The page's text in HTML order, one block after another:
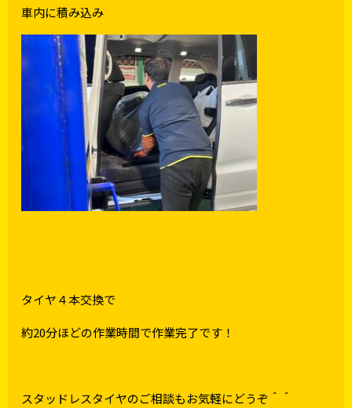
車内に積み込み
タイヤ４本交換で
約20分ほどの作業時間で作業完了です！
スタッドレスタイヤのご相談もお気軽にどうぞ＾＾